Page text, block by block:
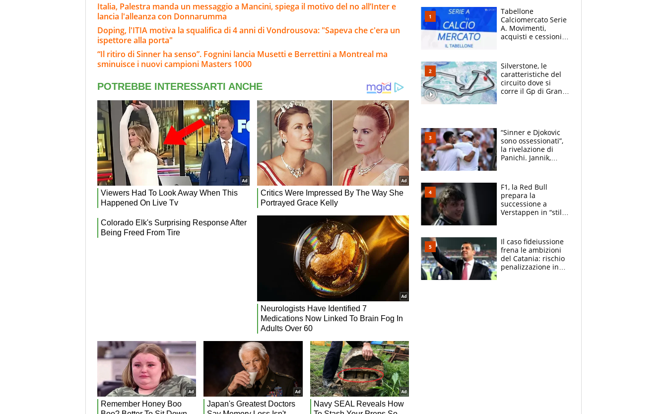
Italia, Palestra manda un messaggio a Mancini, spiega il motivo del no all’Inter e
lancia l'alleanza con Donnarumma
Doping, l'ITIA motiva la squalifica di 4 anni di Vondrousova: "Sapeva che c'era un
ispettore alla porta"
“Il ritiro di Sinner ha senso”. Fognini lancia Musetti e Berrettini a Montreal ma
sminuisce i nuovi campioni Masters 1000
Tabellone
Calciomercato Serie
A. Movimenti,
acquisti e cessioni:
Silverstone, le
caratteristiche del
circuito dove si
corre il Gp di Gran
“Sinner e Djokovic
sono ossessionati”,
la rivelazione di
Panichi. Jannik,
agli US Open
F1, la Red Bull
prepara la
successione a
Verstappen in “stile
attacco all’Italia
Il caso fideiussione
frena le ambizioni
del Catania: rischio
penalizzazione in